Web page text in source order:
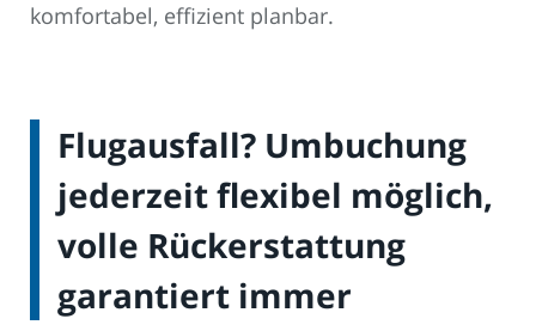
komfortabel, effizient planbar.
Flugausfall? Umbuchung
jederzeit flexibel möglich,
volle Rückerstattung
garantiert immer